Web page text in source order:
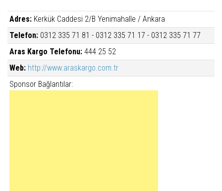
Adres: Kerkük Caddesi 2/B Yenimahalle / Ankara
Telefon: 0312 335 71 81 - 0312 335 71 17 - 0312 335 71 77
Aras Kargo Telefonu: 444 25 52
Web: http://www.araskargo.com.tr
Sponsor Bağlantılar: